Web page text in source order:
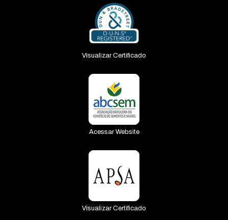
Visualizar Certificado
Acessar Website
Visualizar Certificado